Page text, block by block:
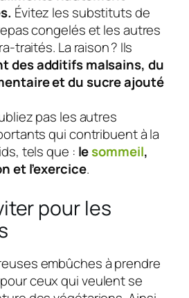
Évitez les substituts de
congelés et les autres
traités. La raison ? Ils
des additifs malsains, du
et du sucre ajouté
pas les autres
qui contribuent à la
tels que : lesommeil,
et l’exercice.
pour les
embûches à prendre
ceux qui veulent se